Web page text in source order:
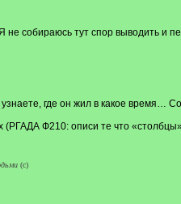
не собираюсь тут спор выводить и
где он жил в какое время…
Ф210: описи те что
(с)